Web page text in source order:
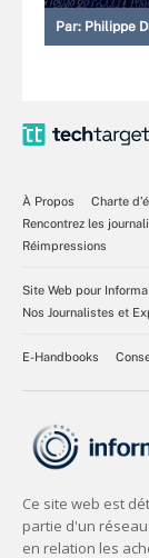
Par: Philippe
À Propos
Charte
Rencontrez les
Réimpressions
Site Web pour
Nos Journalistes et
E-Handbooks